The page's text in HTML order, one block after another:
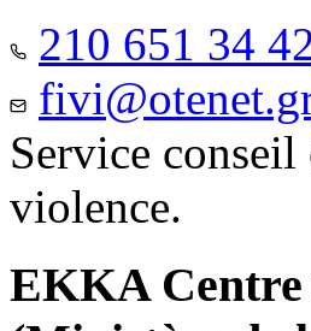
210 651 34
Service
violence.
EKKA Centre